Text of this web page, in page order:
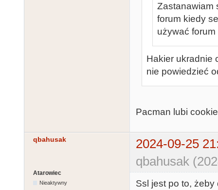
Zastanawiam
forum kiedy
używać forum
Hakier ukradnie
nie powiedzieć
Pacman lubi
qbahusak
2024-09-25
qbahusak
Atarowiec
Nieaktywny
Ssl jest po to,